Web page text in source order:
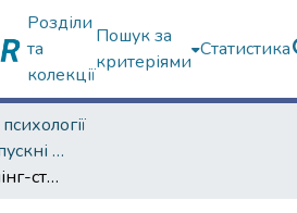
Розділи
та
колекції
Пошук за
критеріями
Статистика
Кваліфікаційні випускні роботи магістрів. Факультет психології
Взаємозв’язок копінг-стратегій та стресу у осіб з різним рівнем резильєнтності